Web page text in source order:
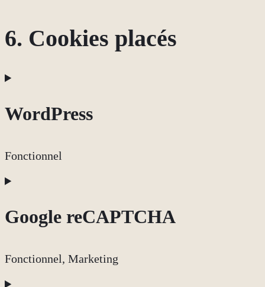
6. Cookies placés
WordPress
Fonctionnel
Consent
service
Google reCAPTCHA
Fonctionnel, Marketing